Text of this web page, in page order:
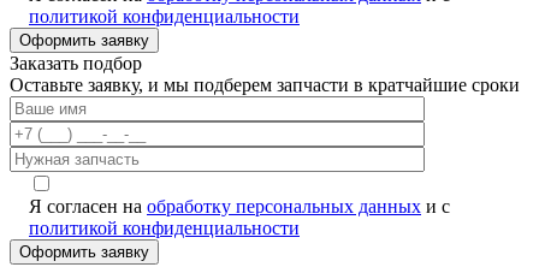
политикой конфиденциальности
Заказать подбор
Оставьте заявку, и мы подберем запчасти в кратчайшие сроки
Я согласен на обработку персональных данных и с
политикой конфиденциальности